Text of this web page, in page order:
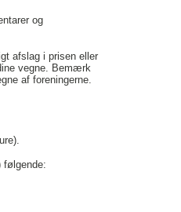
og
afslag i prisen eller
vegne. Bemærk
af foreningerne.
følgende: